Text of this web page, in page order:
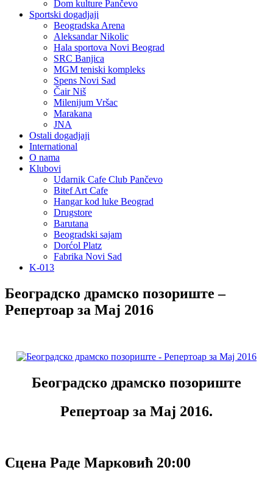
Dom kulture Pančevo
Sportski dogadjaji
Beogradska Arena
Aleksandar Nikolic
Hala sportova Novi Beograd
SRC Banjica
MGM teniski kompleks
Spens Novi Sad
Čair Niš
Milenijum Vršac
Marakana
JNA
Ostali dogadjaji
International
O nama
Klubovi
Udarnik Cafe Club Pančevo
Bitef Art Cafe
Hangar kod luke Beograd
Drugstore
Barutana
Beogradski sajam
Dorćol Platz
Fabrika Novi Sad
K-013
Београдско драмско позориште –
Репертоар за Maj 2016
Београдско драмско позориште
Репертоар за Maj 2016.
Сцена Раде Марковић 20:00